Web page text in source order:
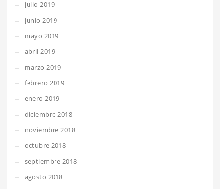
julio 2019
junio 2019
mayo 2019
abril 2019
marzo 2019
febrero 2019
enero 2019
diciembre 2018
noviembre 2018
octubre 2018
septiembre 2018
agosto 2018